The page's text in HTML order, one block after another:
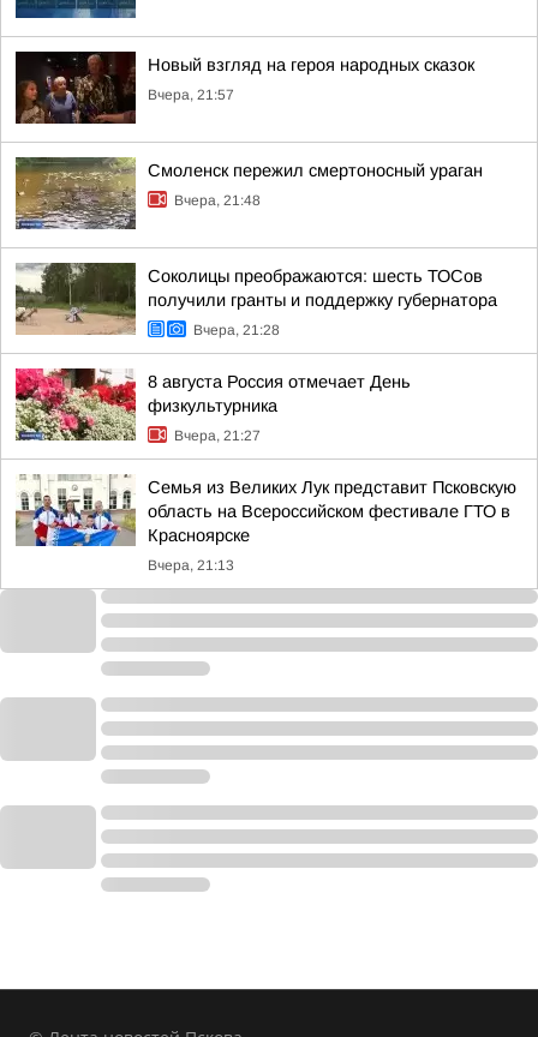
Новый взгляд на героя народных сказок
Вчера, 21:57
Смоленск пережил смертоносный ураган
Вчера, 21:48
Соколицы преображаются: шесть ТОСов
получили гранты и поддержку губернатора
Вчера, 21:28
8 августа Россия отмечает День
физкультурника
Вчера, 21:27
Семья из Великих Лук представит Псковскую
область на Всероссийском фестивале ГТО в
Красноярске
Вчера, 21:13